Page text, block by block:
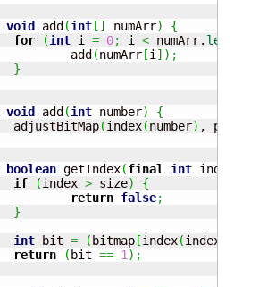
void add (int [ ] numArr)
{
for
(int i = 0; i < numArr. length
			add
(numArr [i ] ) ;
}
void add (int number)
{
		adjustBitMap
(index(number) ,
boolean getIndex(final int index
if
(index > size)
{
return false;
}
int bit = ( bitmap [index(index
return
( bit == 1 ) ;